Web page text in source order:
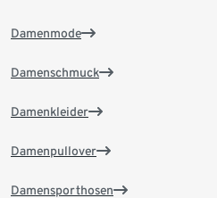
Damenmode
Damenschmuck
Damenkleider
Damenpullover
Damensporthosen